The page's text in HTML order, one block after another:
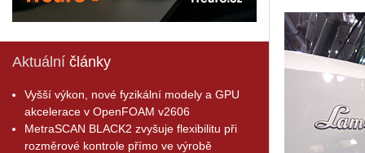
Aktuální články
Vyšší výkon, nové fyzikální modely a GPU
akcelerace v OpenFOAM v2606
MetraSCAN BLACK2 zvyšuje flexibilitu při
rozměrové kontrole přímo ve výrobě